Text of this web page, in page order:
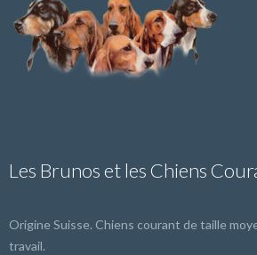
Les Brunos et les Chiens
Origine Suisse. Chiens courant de taille
travail.